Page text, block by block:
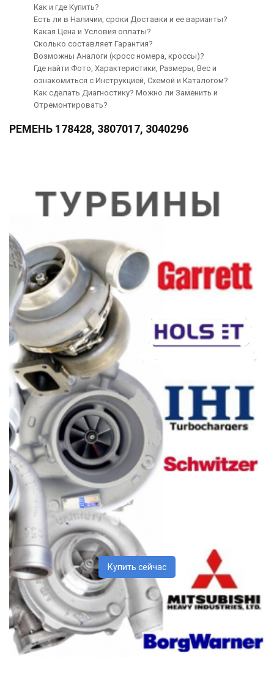
Как и где Купить?
Есть ли в Наличии, сроки Доставки и ее варианты?
Какая Цена и Условия оплаты?
Сколько составляет Гарантия?
Возможны Аналоги (кросс номера, кроссы)?
Где найти Фото, Характеристики, Размеры, Вес и
ознакомиться с Инструкцией, Схемой и Каталогом?
Как сделать Диагностику? Можно ли Заменить и
Отремонтировать?
РЕМЕНЬ 178428, 3807017, 3040296
Купить сейчас